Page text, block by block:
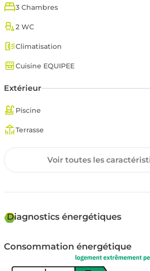
www.georisques.gouv.fr.
3 Chambres
2 WC
Climatisation
Cuisine EQUIPEE
Extérieur
Piscine
Terrasse
Environnement
Exposition SUD
Voir toutes les
Diagnostics énergétiques
Consommation énergétique